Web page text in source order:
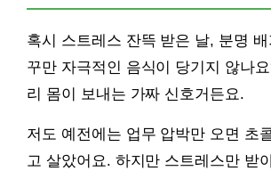
혹시 스트레스 잔뜩 받은 날, 분명
꾸만 자극적인 음식이 당기지 않나
리 몸이 보내는 가짜 신호거든요.
저도 예전에는 업무 압박만 오면 초
고 살았어요. 하지만 스트레스만 받